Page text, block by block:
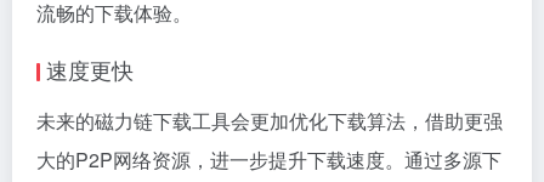
流畅的下载体验。
速度更快
未来的磁力链下载工具会更加优化下载算法，借助更强
大的P2P网络资源，进一步提升下载速度。通过多源下